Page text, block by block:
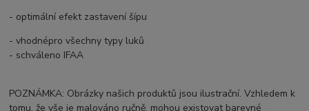
- optimální efekt zastavení šípu
- vhodnépro všechny typy luků
- schváleno IFAA
POZNÁMKA: Obrázky našich produktů jsou ilustrační. Vzhledem k
tomu, že vše je malováno ručně, mohou existovat barevné